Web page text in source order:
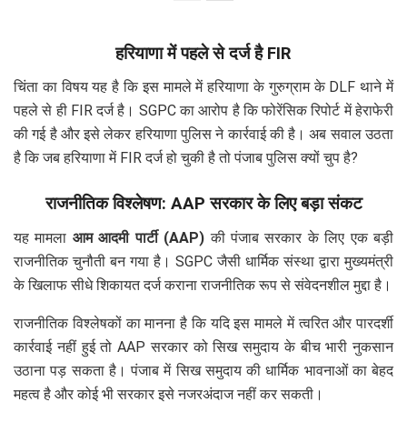
हरियाणा में पहले से दर्ज है FIR
चिंता का विषय यह है कि इस मामले में हरियाणा के गुरुग्राम के DLF थाने में
पहले से ही FIR दर्ज है। SGPC का आरोप है कि फोरेंसिक रिपोर्ट में हेराफेरी
की गई है और इसे लेकर हरियाणा पुलिस ने कार्रवाई की है। अब सवाल उठता
है कि जब हरियाणा में FIR दर्ज हो चुकी है तो पंजाब पुलिस क्यों चुप है?
राजनीतिक विश्लेषण: AAP सरकार के लिए बड़ा संकट
यह मामला आम आदमी पार्टी (AAP) की पंजाब सरकार के लिए एक बड़ी
राजनीतिक चुनौती बन गया है। SGPC जैसी धार्मिक संस्था द्वारा मुख्यमंत्री
के खिलाफ सीधे शिकायत दर्ज कराना राजनीतिक रूप से संवेदनशील मुद्दा है।
राजनीतिक विश्लेषकों का मानना है कि यदि इस मामले में त्वरित और पारदर्शी
कार्रवाई नहीं हुई तो AAP सरकार को सिख समुदाय के बीच भारी नुकसान
उठाना पड़ सकता है। पंजाब में सिख समुदाय की धार्मिक भावनाओं का बेहद
महत्व है और कोई भी सरकार इसे नजरअंदाज नहीं कर सकती।